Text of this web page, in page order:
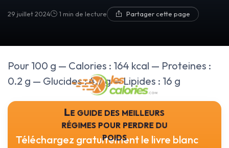
29 juillet 2024 1 min de lecture Partager cette page
Pour 100 g — Calories : 164 kcal — Proteines :
0.2 g — Glucides : 4.7 g — Lipides : 16 g
Le guide des meilleurs
régimes pour perdre du
poids
Téléchargez gratuitement le livre blanc